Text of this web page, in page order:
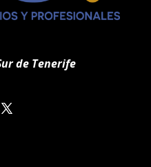
de Tenerife